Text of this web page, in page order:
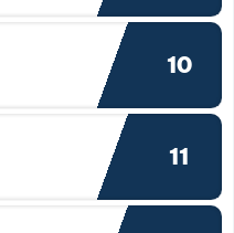
10
11